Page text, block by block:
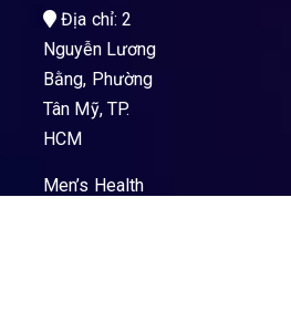
Địa chỉ: 2
Nguyễn Lương
Bằng, Phường
Tân Mỹ, TP.
HCM
Men’s Health